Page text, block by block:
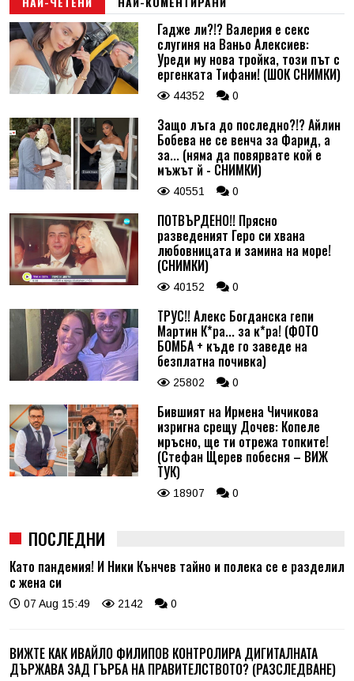
Гадже ли?!? Валерия е секс
слугиня на Ваньо Алексиев:
Уреди му нова тройка, този път с
ергенката Тифани! (ШОК СНИМКИ)
44352 0
Защо лъга до последно?!? Айлин
Бобева не се венча за Фарид, а
за... (няма да повярвате кой е
мъжът й - СНИМКИ)
40551 0
ПОТВЪРДЕНО!! Прясно
разведеният Геро си хвана
любовницата и замина на море!
(СНИМКИ)
40152 0
ТРУС!! Алекс Богданска гепи
Мартин К*ра... за к*ра! (ФОТО
БОМБА + къде го заведе на
безплатна почивка)
25802 0
Бившият на Ирмена Чичикова
изригна срещу Дочев: Копеле
мръсно, ще ти отрежа топките!
(Стефан Щерев побесня – ВИЖ
ТУК)
18907 0
ПОСЛЕДНИ
Като пандемия! И Ники Кънчев тайно и полека се е разделил
с жена си
07 Aug 15:49 2142 0
ВИЖТЕ КАК ИВАЙЛО ФИЛИПОВ КОНТРОЛИРА ДИГИТАЛНАТА
ДЪРЖАВА ЗАД ГЪРБА НА ПРАВИТЕЛСТВОТО? (РАЗСЛЕДВАНЕ)